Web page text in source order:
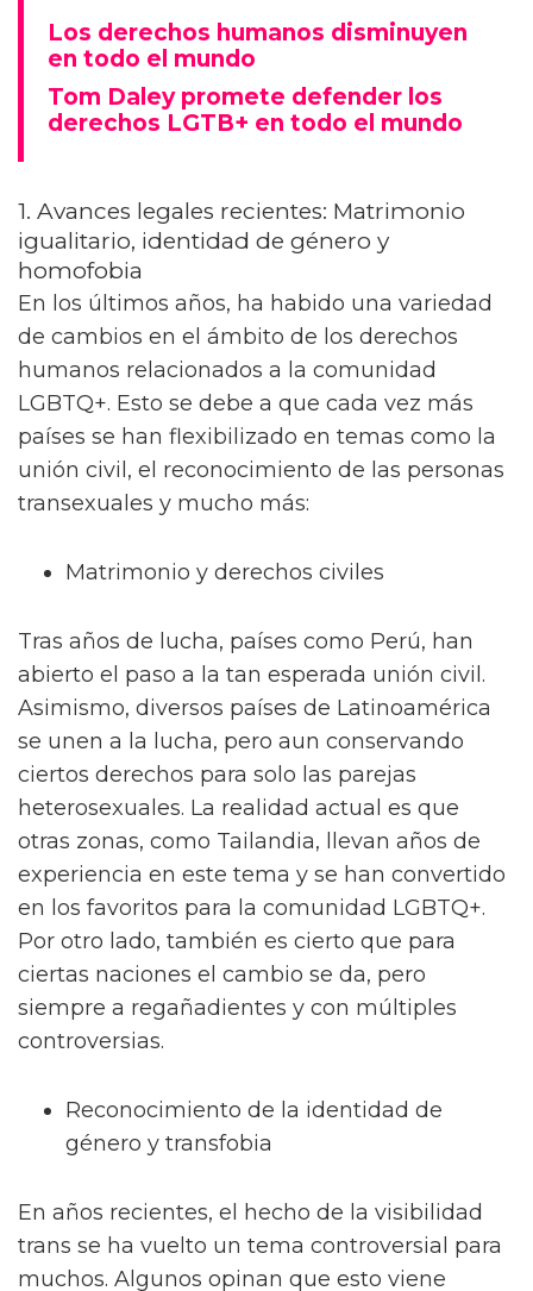
Los derechos humanos disminuyen
en todo el mundo
Tom Daley promete defender los
derechos LGTB+ en todo el mundo
1. Avances legales recientes: Matrimonio
igualitario, identidad de género y
homofobia
En los últimos años, ha habido una variedad
de cambios en el ámbito de los derechos
humanos relacionados a la comunidad
LGBTQ+. Esto se debe a que cada vez más
países se han flexibilizado en temas como la
unión civil, el reconocimiento de las personas
transexuales y mucho más:
Matrimonio y derechos civiles
Tras años de lucha, países como Perú, han
abierto el paso a la tan esperada unión civil.
Asimismo, diversos países de Latinoamérica
se unen a la lucha, pero aun conservando
ciertos derechos para solo las parejas
heterosexuales. La realidad actual es que
otras zonas, como Tailandia, llevan años de
experiencia en este tema y se han convertido
en los favoritos para la comunidad LGBTQ+.
Por otro lado, también es cierto que para
ciertas naciones el cambio se da, pero
siempre a regañadientes y con múltiples
controversias.
Reconocimiento de la identidad de
género y transfobia
En años recientes, el hecho de la visibilidad
trans se ha vuelto un tema controversial para
muchos. Algunos opinan que esto viene